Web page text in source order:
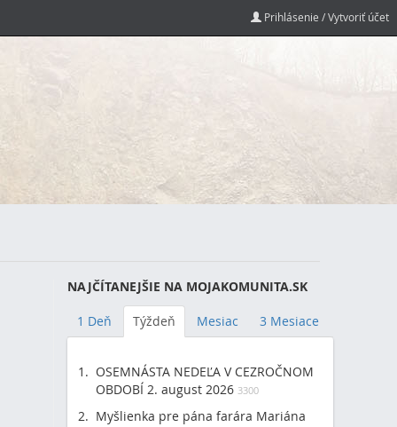
Prihlásenie / Vytvoriť účet
NAJČÍTANEJŠIE NA MOJAKOMUNITA.SK
1 Deň Týždeň Mesiac 3 Mesiace
OSEMNÁSTA NEDEĽA V CEZROČNOM
OBDOBÍ 2. august 2026 3300
Myšlienka pre pána farára Mariána